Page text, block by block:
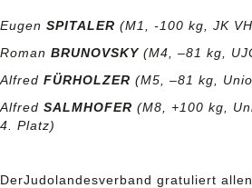
Eugen SPITALER (M1, -100 kg, JK
Roman BRUNOVSKY (M4, –81 kg,
Alfred FÜRHOLZER (M5, –81 kg,
Alfred SALMHOFER (M8, +100 kg,
4. Platz)
DerJudolandesverband gratuliert